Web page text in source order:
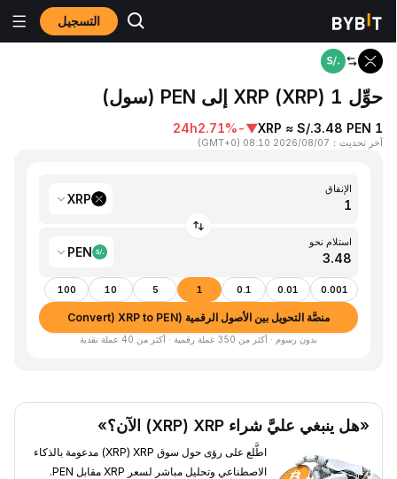
التسجيل المنزٍل XRP to PEN
حوِّل 1 XRP (XRP) إلى PEN (سول)
1 XRP ≈ S/.3.48 PEN
▼
-2.71%
24h
آخر تحديث：
2026/08/07 08:10
(
GMT+0
)
الإنفاق
XRP
استلام نحو
PEN
0.001
0.01
0.1
1
5
10
100
منصَّة التحويل بين الأصول الرقمية (Convert) XRP to PEN
بدون رسوم · أكثر من 350 عملة رقمية · أكثر من 40 عملة نقدية
«هل ينبغي عليَّ شراء XRP ‏(XRP) الآن؟»
اطَّلع على رؤى حول سوق XRP ‏(XRP) مدعومة بالذكاء
الاصطناعي وتحليل مباشر لسعر XRP مقابل PEN.